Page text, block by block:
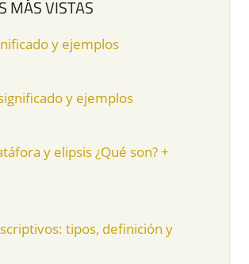
MÁS VISTAS
y ejemplos
y ejemplos
y elipsis ¿Qué son? +
tipos, definición y